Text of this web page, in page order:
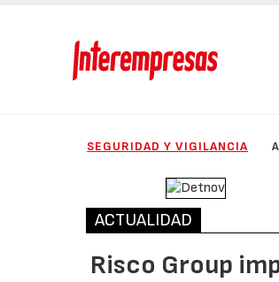
SEGURIDAD Y VIGILANCIA
ACTUALIDAD
Risco Group